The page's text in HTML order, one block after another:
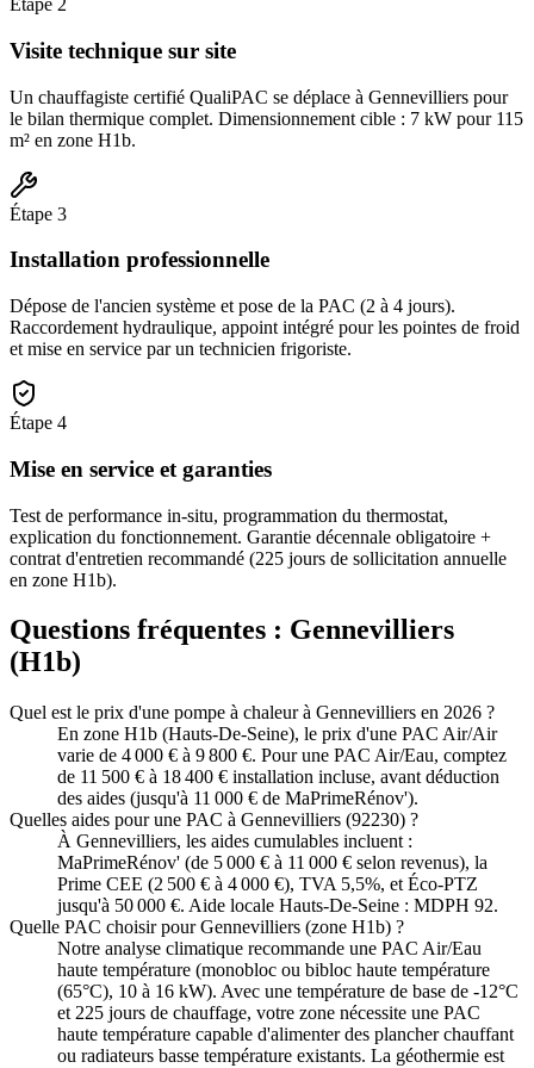
Étape 2
Visite technique sur site
Un chauffagiste certifié QualiPAC se déplace à Gennevilliers pour
le bilan thermique complet. Dimensionnement cible : 7 kW pour 115
m² en zone H1b.
Étape 3
Installation professionnelle
Dépose de l'ancien système et pose de la PAC (2 à 4 jours).
Raccordement hydraulique, appoint intégré pour les pointes de froid
et mise en service par un technicien frigoriste.
Étape 4
Mise en service et garanties
Test de performance in-situ, programmation du thermostat,
explication du fonctionnement. Garantie décennale obligatoire +
contrat d'entretien recommandé (225 jours de sollicitation annuelle
en zone H1b).
Questions fréquentes : Gennevilliers
(H1b)
Quel est le prix d'une pompe à chaleur à Gennevilliers en 2026 ?
En zone H1b (Hauts-De-Seine), le prix d'une PAC Air/Air
varie de 4 000 € à 9 800 €. Pour une PAC Air/Eau, comptez
de 11 500 € à 18 400 € installation incluse, avant déduction
des aides (jusqu'à 11 000 € de MaPrimeRénov').
Quelles aides pour une PAC à Gennevilliers (92230) ?
À Gennevilliers, les aides cumulables incluent :
MaPrimeRénov' (de 5 000 € à 11 000 € selon revenus), la
Prime CEE (2 500 € à 4 000 €), TVA 5,5%, et Éco-PTZ
jusqu'à 50 000 €. Aide locale Hauts-De-Seine : MDPH 92.
Quelle PAC choisir pour Gennevilliers (zone H1b) ?
Notre analyse climatique recommande une PAC Air/Eau
haute température (monobloc ou bibloc haute température
(65°C), 10 à 16 kW). Avec une température de base de -12°C
et 225 jours de chauffage, votre zone nécessite une PAC
haute température capable d'alimenter des plancher chauffant
ou radiateurs basse température existants. La géothermie est